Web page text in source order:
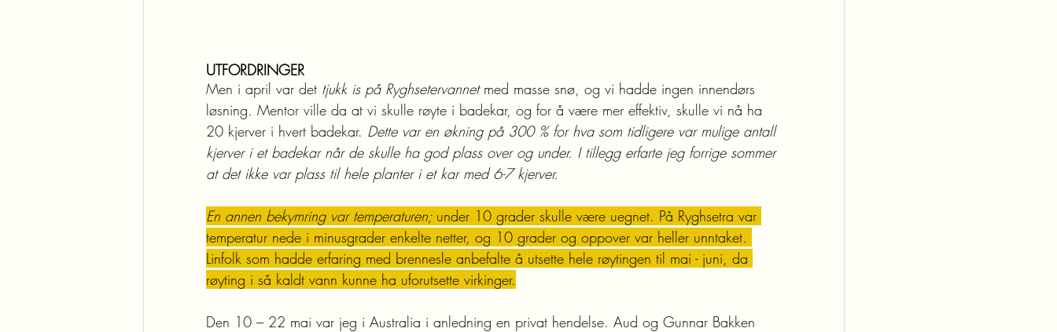
UTFORDRINGER
Men i april var det tjukk is på Ryghsetervannet med masse snø, og vi hadde ingen innendørs
løsning. Mentor ville da at vi skulle røyte i badekar, og for å være mer effektiv, skulle vi nå ha
20 kjerver i hvert badekar. Dette var en økning på 300 % for hva som tidligere var mulige antall
kjerver i et badekar når de skulle ha god plass over og under. I tillegg erfarte jeg forrige sommer
at det ikke var plass til hele planter i et kar med 6-7 kjerver.
En annen bekymring var temperaturen; under 10 grader skulle være uegnet. På Ryghsetra var
temperatur nede i minusgrader enkelte netter, og 10 grader og oppover var heller unntaket.
Linfolk som hadde erfaring med brennesle anbefalte å utsette hele røytingen til mai - juni, da
røyting i så kaldt vann kunne ha uforutsette virkinger.
Den 10 – 22 mai var jeg i Australia i anledning en privat hendelse. Aud og Gunnar Bakken